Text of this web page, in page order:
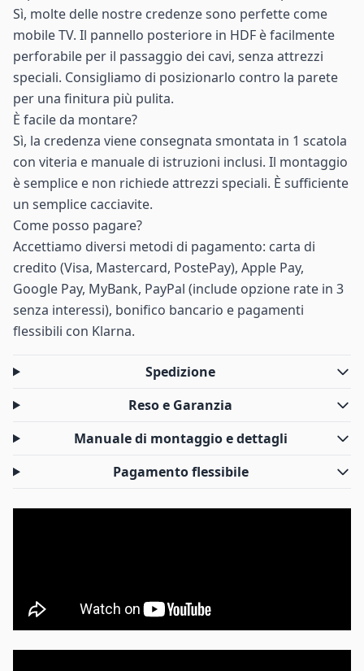
Sì, molte delle nostre credenze sono perfette come
mobile TV. Il pannello posteriore in HDF è facilmente
perforabile per il passaggio dei cavi, senza attrezzi
speciali. Consigliamo di posizionarlo contro la parete
per una finitura più pulita.
È facile da montare?
Sì, la credenza viene consegnata smontata in 1 scatola
con viteria e manuale di istruzioni inclusi. Il montaggio
è semplice e non richiede attrezzi speciali. È sufficiente
un semplice cacciavite.
Come posso pagare?
Accettiamo diversi metodi di pagamento: carta di
credito (Visa, Mastercard, PostePay), Apple Pay,
Google Pay, MyBank, PayPal (include opzione rate in 3
senza interessi), bonifico bancario e pagamenti
flessibili con Klarna.
Spedizione
Reso e Garanzia
Manuale di montaggio e dettagli
Pagamento flessibile